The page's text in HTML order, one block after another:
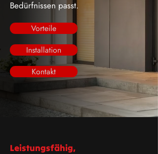
Bedürfnissen passt.
Vorteile
Installation
Kontakt
Leistungsfähig,